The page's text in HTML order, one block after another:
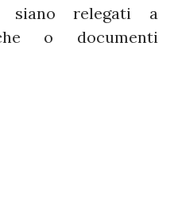
relegati a
o documenti